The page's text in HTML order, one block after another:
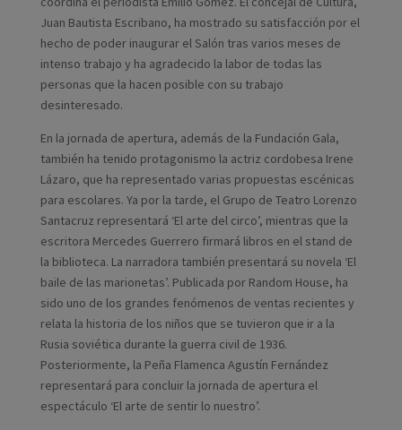
Juan Bautista Escribano, ha mostrado su satisfacción por el
hecho de poder inaugurar el Salón tras varios meses de
intenso trabajo y ha agradecido la labor de todas las
personas que la hacen posible con su trabajo
desinteresado.
En la jornada de apertura, además de la Fundación Gala,
también ha tenido protagonismo la actriz cordobesa Irene
Lázaro, que ha representado varias propuestas escénicas
para escolares. Ya por la tarde, el Grupo de Teatro Lorenzo
Santacruz representará ‘El arte del circo’, mientras que la
escritora Mercedes Guerrero firmará libros en el stand de
la biblioteca. La narradora también presentará su novela ‘El
baile de las marionetas’. Publicada por Random House, ha
sido uno de los grandes fenómenos de ventas recientes y
relata la historia de los niños que se tuvieron que ir a la
Rusia soviética durante la guerra civil de 1936.
Posteriormente, la Peña Flamenca Agustín Fernández
representará para concluir la jornada de apertura el
espectáculo ‘El arte de sentir lo nuestro’.